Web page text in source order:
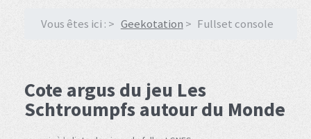
Vous êtes ici : Geekotation Fullset console
Cote argus du jeu Les
Schtroumpfs autour du Monde